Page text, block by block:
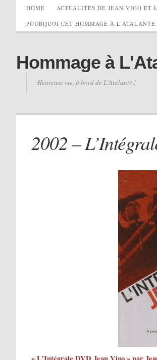
HOME ACTUALITÉS DE JEAN VIGO ET
POURQUOI CET HOMMAGE À
Hommage à
Heureuse vie, à bord de L'Atalante !
2002 –